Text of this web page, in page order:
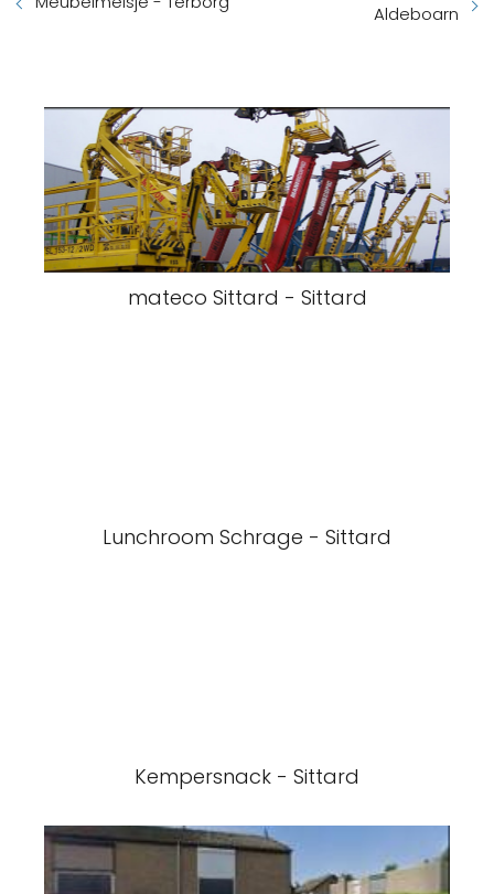
Aldeboarn
mateco Sittard - Sittard
Lunchroom Schrage - Sittard
Kempersnack - Sittard